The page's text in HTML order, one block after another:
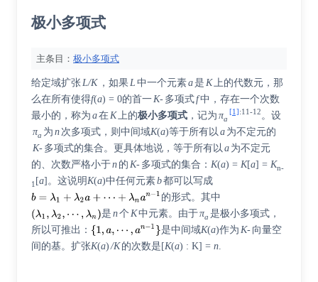
极小多项式
主条目： 极小多项式
给定域扩张 L/K ，如果 L 中一个元素a是 K上的代数元，那
么在所有使得f(a) = 0的首一K- 多项式f中，存在一个次数
最小的，称为 a在K上的极小多项式 ，记为 πa
[1] :11-12。设
πa 为 n 次多项式，则中间域K(a)等于所有以 a 为不定元的
K- 多项式的集合。更具体地说，等于所有以 a 为不定元
的、次数严格小于n 的 K- 多项式的集合： K(a) = K[a] = Kn-
1 [a] 。这说明K(a)中任何元素b都可以写成
的形式。其中
是 n个 K中元素。由于πa 是极小多项式，
所以可推出：
是中间域K(a)作为 K- 向量空
间的基。扩张K(a) /K 的次数是 [K(a) : K] = n.